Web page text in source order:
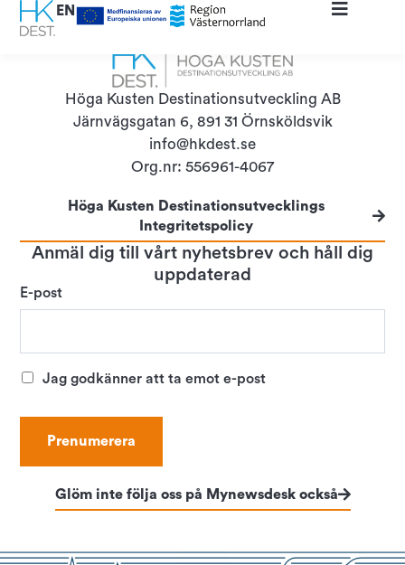
content EN
Höga Kusten Destinationsutveckling AB
Järnvägsgatan 6, 891 31 Örnsköldsvik
info@hkdest.se
Org.nr: 556961-4067
Höga Kusten Destinationsutvecklings
Integritetspolicy
Anmäl dig till vårt nyhetsbrev och håll dig
uppdaterad
E-post
Jag godkänner att ta emot e-post
Glöm inte följa oss på Mynewsdesk också